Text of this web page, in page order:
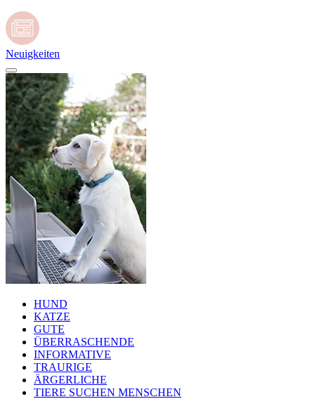
Neuigkeiten
HUND
KATZE
GUTE
ÜBERRASCHENDE
INFORMATIVE
TRAURIGE
ÄRGERLICHE
TIERE SUCHEN MENSCHEN